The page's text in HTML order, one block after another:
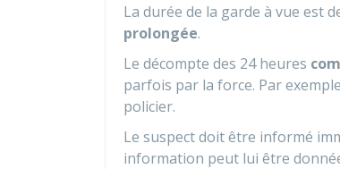
La durée de la garde à vue est
prolongée.
Le décompte des 24 heures
parfois par la force. Par
policier.
Le suspect doit être informé
information peut lui être